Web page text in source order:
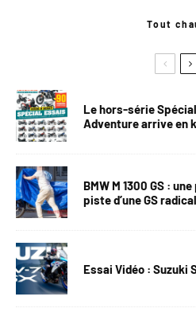
Tout
Le hors-série
Adventure arrive en
BMW M 1300 GS :
piste d’une GS
Essai Vidéo : Suzuki